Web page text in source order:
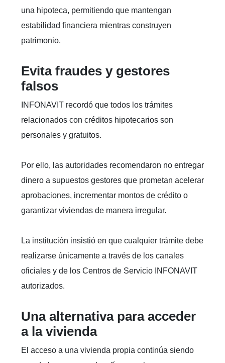
una hipoteca, permitiendo que mantengan
estabilidad financiera mientras construyen
patrimonio.
Evita fraudes y gestores
falsos
INFONAVIT recordó que todos los trámites
relacionados con créditos hipotecarios son
personales y gratuitos.
Por ello, las autoridades recomendaron no entregar
dinero a supuestos gestores que prometan acelerar
aprobaciones, incrementar montos de crédito o
garantizar viviendas de manera irregular.
La institución insistió en que cualquier trámite debe
realizarse únicamente a través de los canales
oficiales y de los Centros de Servicio INFONAVIT
autorizados.
Una alternativa para acceder
a la vivienda
El acceso a una vivienda propia continúa siendo